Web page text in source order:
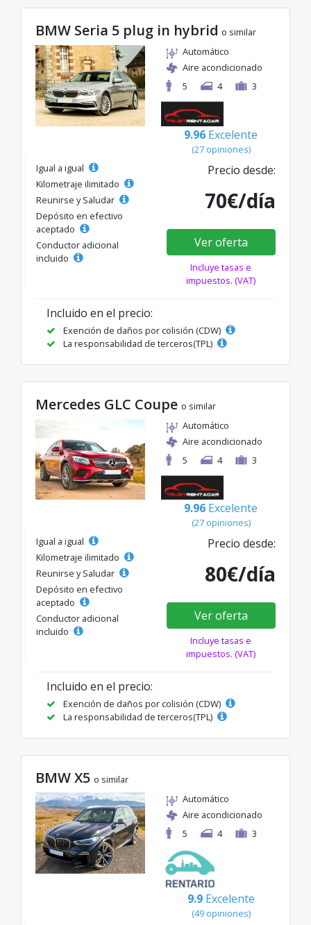
BMW Seria 5 plug in hybrid o similar
Automático
Aire acondicionado
5
4 3
9.96 Excelente
(27 opiniones)
Igual a igual
Kilometraje ilimitado
Reunirse y Saludar
Depósito en efectivo
aceptado
Conductor adicional
incluido
Precio desde:
70€/día
Ver oferta
Incluye tasas e
impuestos. (VAT)
Incluido en el precio:
Exención de daños por colisión (CDW)
La responsabilidad de terceros(TPL)
Mercedes GLC Coupe o similar
Automático
Aire acondicionado
5
4 3
9.96 Excelente
(27 opiniones)
Igual a igual
Kilometraje ilimitado
Reunirse y Saludar
Depósito en efectivo
aceptado
Conductor adicional
incluido
Precio desde:
80€/día
Ver oferta
Incluye tasas e
impuestos. (VAT)
Incluido en el precio:
Exención de daños por colisión (CDW)
La responsabilidad de terceros(TPL)
BMW X5 o similar
Automático
Aire acondicionado
5
4 3
9.9 Excelente
(49 opiniones)